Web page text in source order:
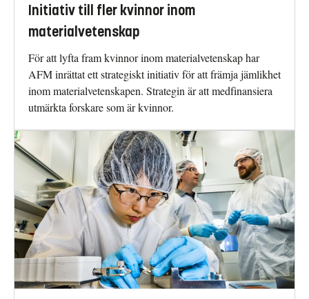
Initiativ till fler kvinnor inom
materialvetenskap
För att lyfta fram kvinnor inom materialvetenskap har
AFM inrättat ett strategiskt initiativ för att främja jämlikhet
inom materialvetenskapen. Strategin är att medfinansiera
utmärkta forskare som är kvinnor.